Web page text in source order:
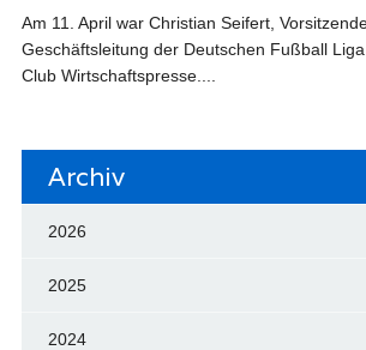
Am 11. April war Christian Seifert,
Geschäftsleitung der Deutschen Fußball
Club Wirtschaftspresse....
Archiv
2026
2025
2024